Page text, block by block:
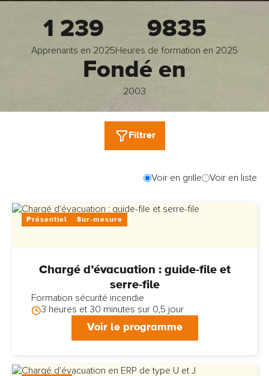
1 239
Apprenants en 2025
9835
Heures de formation en 2025
Fondé en
2003
Filtrer
Voir en grille Voir en liste
Présentiel Sur-mesure
Chargé d’évacuation : guide-file et
serre-file
Formation sécurité incendie
3 heures et 30 minutes sur 0,5 jour
Voir le programme